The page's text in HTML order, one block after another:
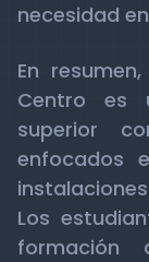
necesidad
En
Centro es
superior
enfocados
Los
formación